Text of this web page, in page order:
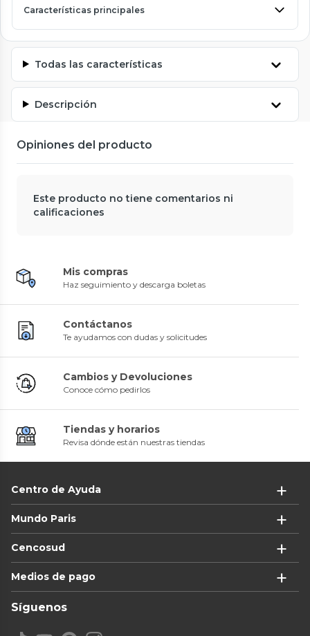
Características principales
Todas las características
Descripción
Opiniones del producto
Este producto no tiene comentarios ni
calificaciones
Mis compras
Haz seguimiento y descarga boletas
Contáctanos
Te ayudamos con dudas y solicitudes
Cambios y Devoluciones
Conoce cómo pedirlos
Tiendas y horarios
Revisa dónde están nuestras tiendas
Centro de Ayuda
Mundo Paris
Cencosud
Medios de pago
Síguenos